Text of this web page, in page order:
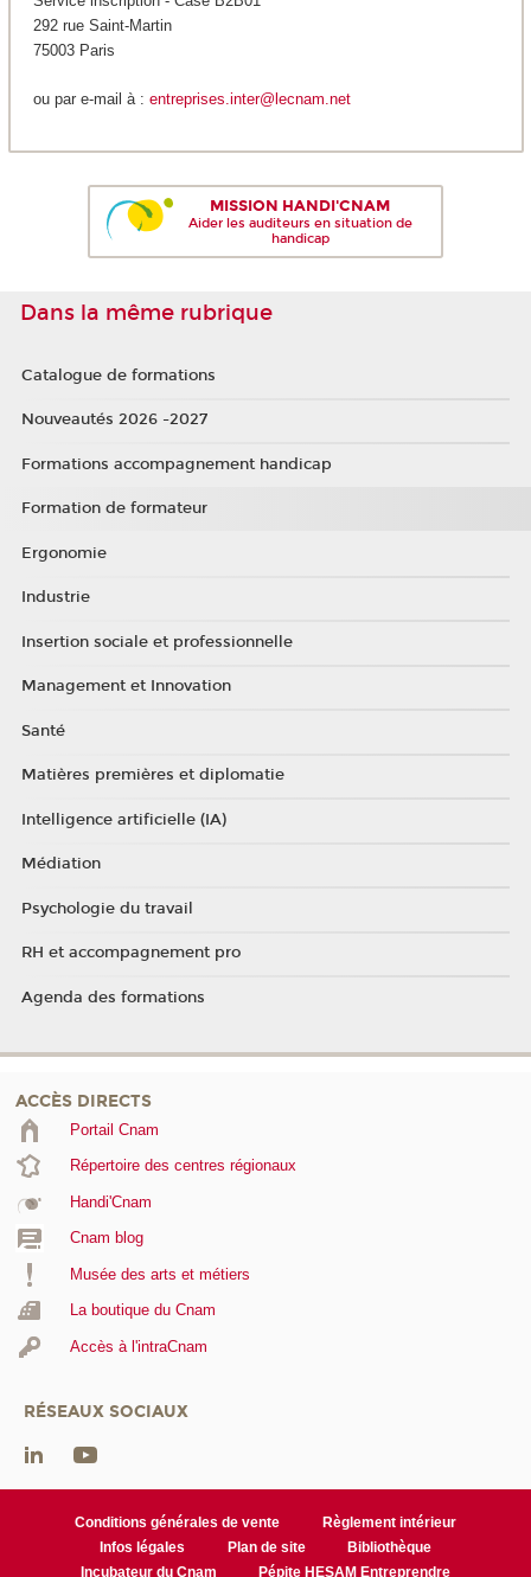
292 rue Saint-Martin
75003 Paris
ou par e-mail à : entreprises.inter@lecnam.net
MISSION HANDI'CNAM
Aider les auditeurs en situation de
handicap
Dans la même rubrique
Catalogue de formations
Nouveautés 2026 -2027
Formations accompagnement handicap
Formation de formateur
Ergonomie
Industrie
Insertion sociale et professionnelle
Management et Innovation
Santé
Matières premières et diplomatie
Intelligence artificielle (IA)
Médiation
Psychologie du travail
RH et accompagnement pro
Agenda des formations
ACCÈS DIRECTS
Portail Cnam
Répertoire des centres régionaux
Handi'Cnam
Cnam blog
Musée des arts et métiers
La boutique du Cnam
Accès à l'intraCnam
RÉSEAUX SOCIAUX
Conditions générales de vente
Règlement intérieur
Infos légales
Plan de site
Bibliothèque
Incubateur du Cnam
Pépite HESAM Entreprendre